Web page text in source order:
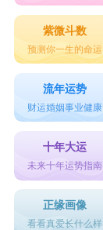
紫微斗数
预测你一生的命运
流年运势
财运婚姻事业健康
十年大运
未来十年运势指南
正缘画像
看看真爱长什么样